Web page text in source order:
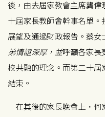
後，由去屆家教會主席龔
十屆家長教師會幹事名單
展望及通過財政報告。蔡女
弟情誼深厚，並呼籲各家長
校共融的理念。而第二十
結束。
在其後的家長晚會上，何